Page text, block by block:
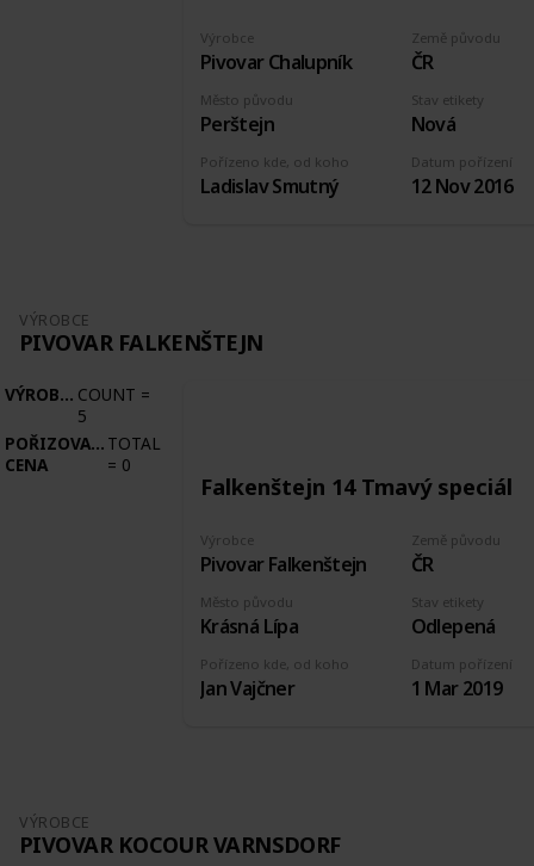
Výrobce
Pivovar Chalupník
Země původu
ČR
Pořízeno kde, od koho
Ladislav Smutný
Stav etikety
Nová
Datum pořízení
12 Nov 2016
Město původu
Perštejn
VÝROBCE
PIVOVAR FALKENŠTEJN
VÝROBCE COUNT =
5
POŘIZOVACÍ
CENA
TOTAL
= 0
Falkenštejn 14 Tmavý speciál
Výrobce
Pivovar Falkenštejn
Země původu
ČR
Pořízeno kde, od koho
Jan Vajčner
Stav etikety
Odlepená
Datum pořízení
1 Mar 2019
Město původu
Krásná Lípa
VÝROBCE
PIVOVAR KOCOUR VARNSDORF